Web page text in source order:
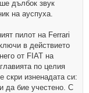
дълбок звук
на ауспуха.
пилот на Ferrari
в действието
от FIAT на
по целия
скри изненадата си:
да бие учестено. С